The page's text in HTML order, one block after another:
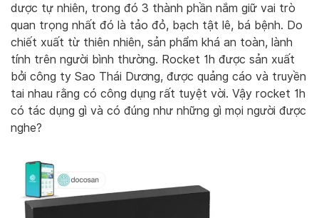
dược tự nhiên, trong đó 3 thành phần nắm giữ vai trò
quan trọng nhất đó là tảo đỏ, bạch tật lê, bá bệnh. Do
chiết xuất từ thiên nhiên, sản phẩm khá an toàn, lành
tính trên người bình thường. Rocket 1h được sản xuất
bởi công ty Sao Thái Dương, được quảng cáo và truyền
tai nhau rằng có công dụng rất tuyệt vời. Vậy rocket 1h
có tác dụng gì và có đúng như những gì mọi người được
nghe?